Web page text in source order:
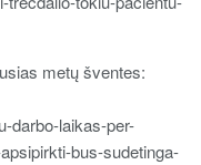
metų šventes:
darbo-laikas-per-
bus-sudetinga-